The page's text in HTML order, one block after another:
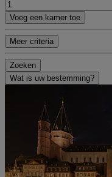
Voeg een kamer toe
Meer criteria
Zoeken
Wat is uw bestemming?